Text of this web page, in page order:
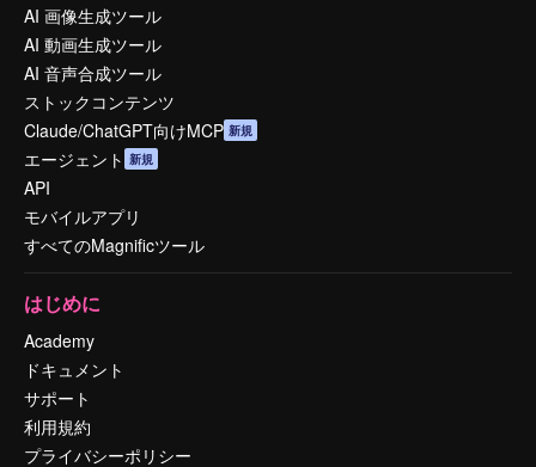
AI 画像生成ツール
AI 動画生成ツール
AI 音声合成ツール
ストックコンテンツ
Claude/ChatGPT向けMCP 新規
エージェント 新規
API
モバイルアプリ
すべてのMagnificツール
はじめに
Academy
ドキュメント
サポート
利用規約
プライバシーポリシー